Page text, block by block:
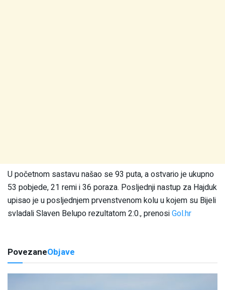
U početnom sastavu našao se 93 puta, a ostvario je ukupno
53 pobjede, 21 remi i 36 poraza. Posljednji nastup za Hajduk
upisao je u posljednjem prvenstvenom kolu u kojem su Bijeli
svladali Slaven Belupo rezultatom 2:0., prenosiGol.hr
PovezaneObjave